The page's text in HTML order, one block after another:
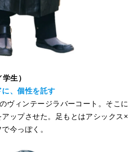
生）
、個性を託す
ヴィンテージラバーコート。そこに
ップさせた。足もとはアシックス×
今っぽく。